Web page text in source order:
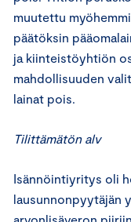
muutettu
päätöksin
ja kiinteistöyhtiön
mahdollisuuden
lainat pois.
Tilittämätön alv
Isännöintiyritys oli
lausunnonpyytäjän